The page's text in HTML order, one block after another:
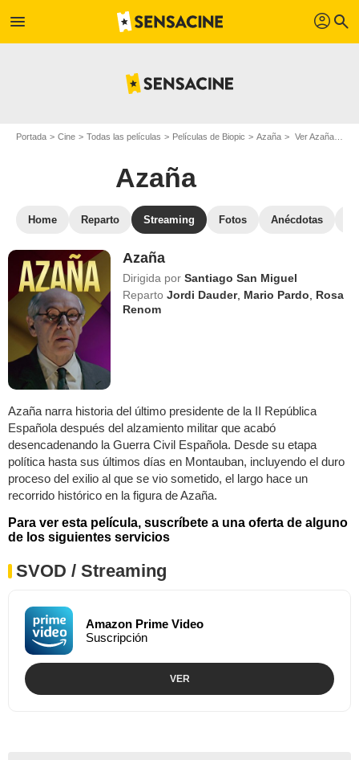
menu profil search
Portada Cine Todas las películas Películas de Biopic Azaña Ver Azaña en streaming
Azaña
Home Reparto Streaming Fotos Anécdotas
Azaña
Dirigida por Santiago San Miguel
Reparto Jordi Dauder, Mario Pardo
Rosa
Renom
Azaña narra historia del último presidente de la II República
Española después del alzamiento militar que acabó
desencadenando la Guerra Civil Española. Desde su etapa
política hasta sus últimos días en Montauban, incluyendo el duro
proceso del exilio al que se vio sometido, el largo hace un
recorrido histórico en la figura de Azaña.
Para ver esta película, suscríbete a una oferta de alguno
de los siguientes servicios
SVOD / Streaming
Amazon Prime Video
Suscripción
VER